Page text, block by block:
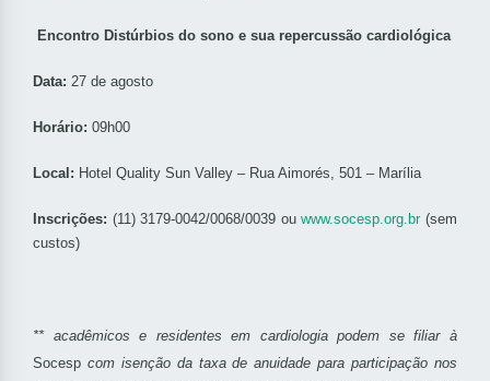
Encontro Distúrbios do sono e sua repercussão cardiológica
Data: 27 de agosto
Horário: 09h00
Local: Hotel Quality Sun Valley – Rua Aimorés, 501 – Marília
Inscrições: (11) 3179-0042/0068/0039 ouwww.socesp.org.br(sem
custos)
** acadêmicos e residentes em cardiologia podem se filiar à
Socesp com isenção da taxa de anuidade para participação nos